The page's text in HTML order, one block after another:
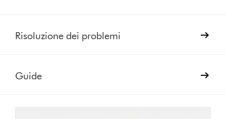
Risoluzione dei problemi
Guide